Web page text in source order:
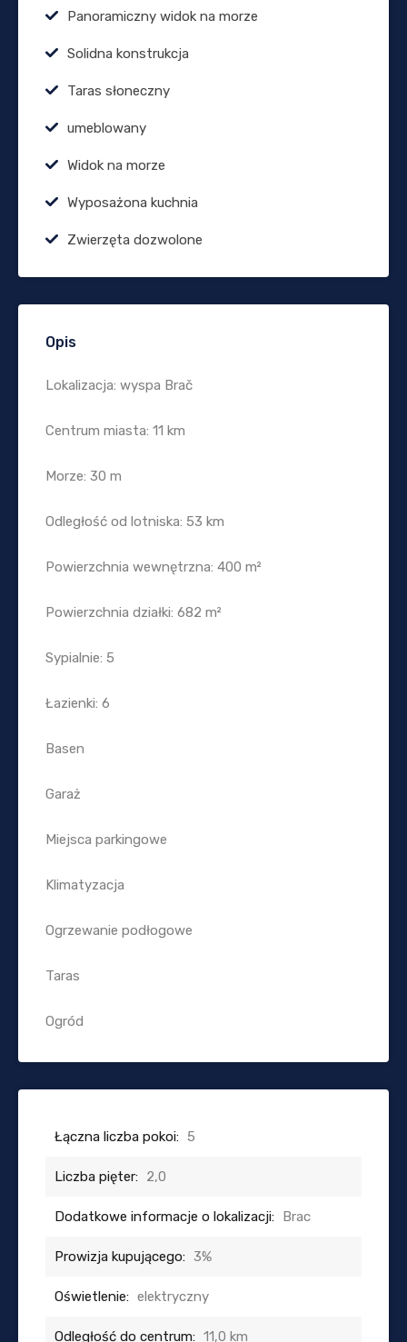
Panoramiczny widok na morze
Solidna konstrukcja
Taras słoneczny
umeblowany
Widok na morze
Wyposażona kuchnia
Zwierzęta dozwolone
Opis
Lokalizacja: wyspa Brač
Centrum miasta: 11 km
Morze: 30 m
Odległość od lotniska: 53 km
Powierzchnia wewnętrzna: 400 m²
Powierzchnia działki: 682 m²
Sypialnie: 5
Łazienki: 6
Basen
Garaż
Miejsca parkingowe
Klimatyzacja
Ogrzewanie podłogowe
Taras
Ogród
Łączna liczba pokoi: 5
Liczba pięter: 2,0
Dodatkowe informacje o lokalizacji: Brac
Prowizja kupującego: 3%
Oświetlenie: elektryczny
Odległość do centrum: 11,0 km